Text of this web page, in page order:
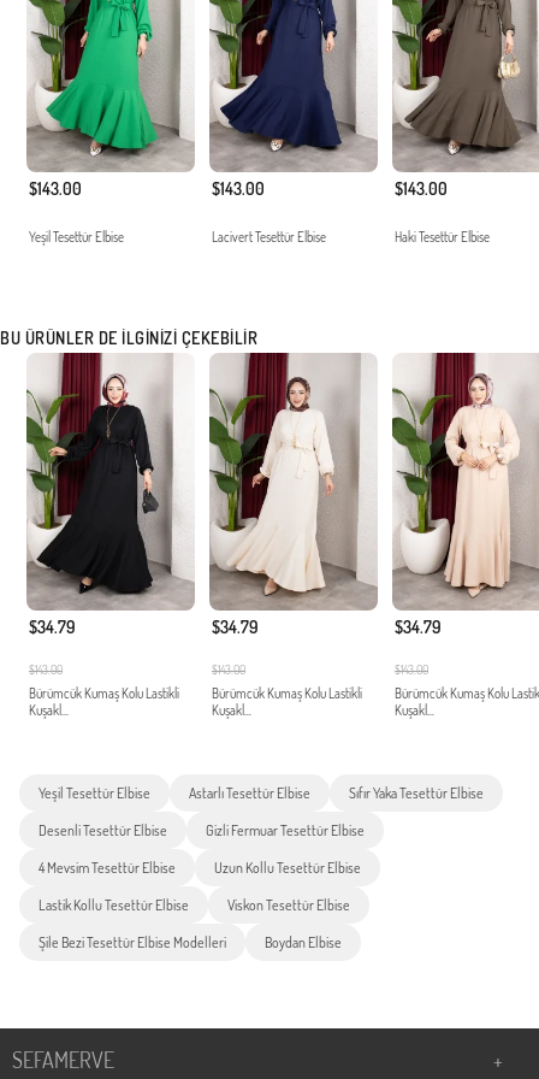
$143.00
Yeşil Tesettür Elbise
$143.00
Lacivert Tesettür Elbise
$143.00
Haki Tesettür Elbise
BU ÜRÜNLER DE İLGINIZI ÇEKEBILIR
$34.79
$143.00
Bürümcük Kumaş Kolu Lastikli
Kuşakl...
$34.79
$143.00
Bürümcük Kumaş Kolu Lastikli
Kuşakl...
$34.79
$143.00
Bürümcük Kumaş Kolu
Kuşakl...
Yeşil Tesettür Elbise Astarlı Tesettür Elbise Sıfır Yaka Tesettür Elbise
Desenli Tesettür Elbise Gizli Fermuar Tesettür Elbise
4 Mevsim Tesettür Elbise Uzun Kollu Tesettür Elbise
Lastik Kollu Tesettür Elbise Viskon Tesettür Elbise
Şile Bezi Tesettür Elbise Modelleri Boydan Elbise
SEFAMERVE +